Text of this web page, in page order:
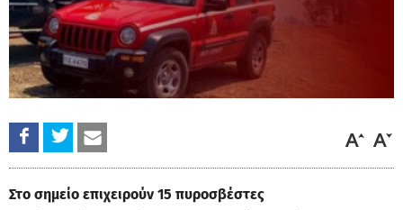
Στο σημείο επιχειρούν 15 πυροσβέστες